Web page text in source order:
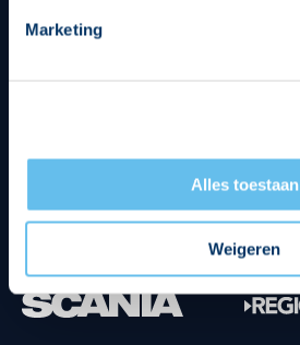
Marketing
Alles toestaan
Weigeren